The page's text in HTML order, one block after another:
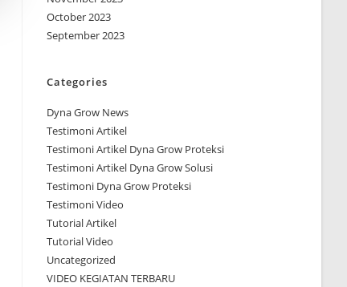
October 2023
September 2023
Categories
Dyna Grow News
Testimoni Artikel
Testimoni Artikel Dyna Grow Proteksi
Testimoni Artikel Dyna Grow Solusi
Testimoni Dyna Grow Proteksi
Testimoni Video
Tutorial Artikel
Tutorial Video
Uncategorized
VIDEO KEGIATAN TERBARU